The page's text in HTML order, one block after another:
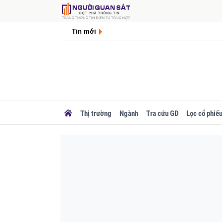
Tin mới
Thị trường Ngành Tra cứu GD Lọc cổ phiếu